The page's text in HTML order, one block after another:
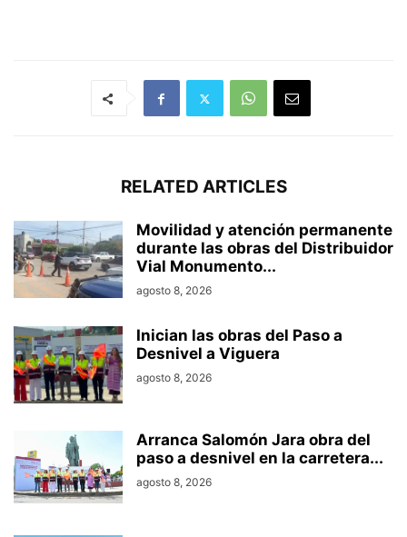
RELATED ARTICLES
Movilidad y atención permanente
durante las obras del Distribuidor
Vial Monumento...
agosto 8, 2026
Inician las obras del Paso a
Desnivel a Viguera
agosto 8, 2026
Arranca Salomón Jara obra del
paso a desnivel en la carretera...
agosto 8, 2026